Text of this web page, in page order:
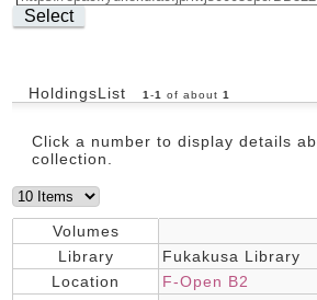
Select
HoldingsList 1 -1 of about 1
Click a number to display details
collection.
Volumes
Library
Fukakusa Library
Location
F-Open B2